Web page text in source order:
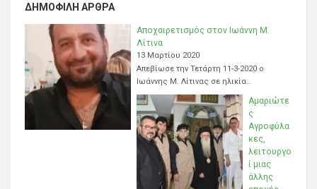
ΔΗΜΟΦΙΛΉ ΆΡΘΡΑ
Αποχαιρετισμός στον Ιωάννη Μ.
Λίτινα
13 Μαρτίου 2020
Απεβίωσε την Τετάρτη 11-3-2020 ο
Ιωάννης Μ. Λίτινας σε ηλικία…
Αμαριώτε
ς
Αγροφύλα
κες,
λειτουργο
ί μιας
άλλης